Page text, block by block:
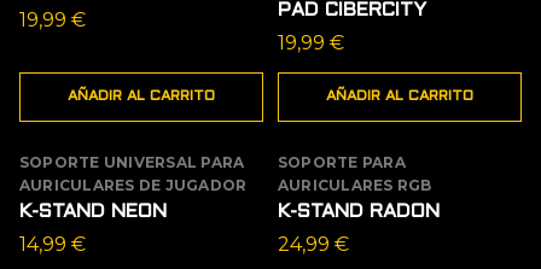
19,99 €
AÑADIR AL CARRITO
PAD CIBERCITY
19,99 €
AÑADIR AL CARRITO
SOPORTE UNIVERSAL PARA
AURICULARES DE JUGADOR
K-STAND NEON
14,99 €
SOPORTE PARA
AURICULARES RGB
K-STAND RADON
24,99 €